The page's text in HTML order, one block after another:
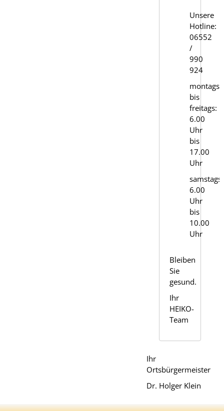
Unsere
Hotline:
06552
/
990
924
montags
bis
freitags:
6.00
Uhr
bis
17.00
Uhr
samstags:
6.00
Uhr
bis
10.00
Uhr
Bleiben
Sie
gesund.
Ihr
HEIKO-
Team
Ihr
Ortsbürgermeister
Dr. Holger Klein